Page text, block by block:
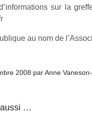
sur la
au nom de
2008 par Anne
…